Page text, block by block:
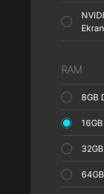
RAM
8GB